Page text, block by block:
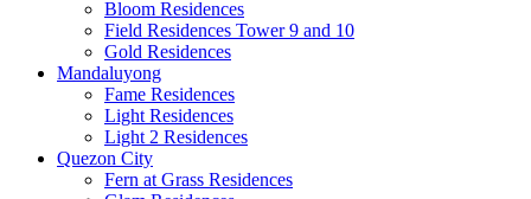
Bloom Residences
Field Residences Tower 9 and 10
Gold Residences
Mandaluyong
Fame Residences
Light Residences
Light 2 Residences
Quezon City
Fern at Grass Residences